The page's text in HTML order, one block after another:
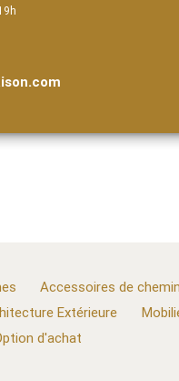
Accessoires de
Extérieure
d'achat